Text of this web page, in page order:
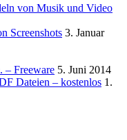
von Musik und Video
Screenshots 3. Januar
– Freeware 5. Juni 2014
Dateien – kostenlos 1.